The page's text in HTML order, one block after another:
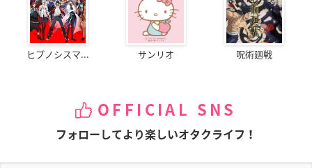
ヒプノシスマ... サンリオ 呪術廻戦
OFFICIAL SNS
フォローしてより楽しいオタクライフ！